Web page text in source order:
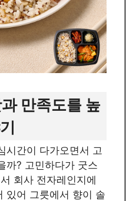
만족도를 높
시간이 다가오면서 고
까? 고민하다가 굿스
회사 전자레인지에
있어 그릇에서 향이 솔